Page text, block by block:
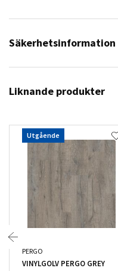
Säkerhetsinformation
Liknande produkter
Utgående
PERGO
VINYLGOLV PERGO GREY